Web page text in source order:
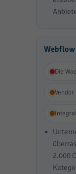
Die
Vendor
2.000